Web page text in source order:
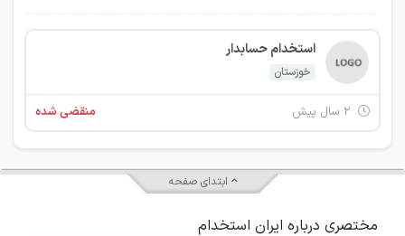
استخدام حسابدار
خوزستان
منقضی شده
ابتدای صفحه
مختصری درباره ایران استخدام